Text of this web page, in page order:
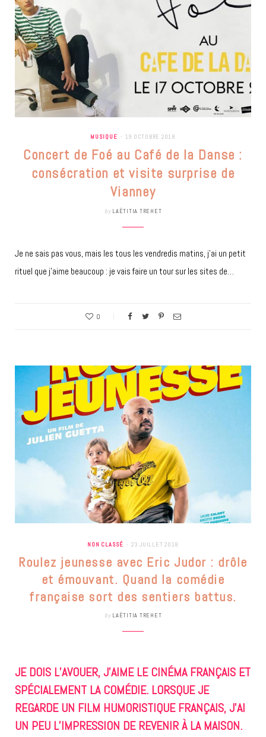
MUSIQUE 19 OCTOBRE 2018
Concert de Foé au Café de la Danse :
consécration et visite surprise de
Vianney
by LAËTITIA TREHET
Je ne sais pas vous, mais les tous les vendredis matins, j’ai un petit
rituel que j’aime beaucoup : je vais faire un tour sur les sites de…
0
NON CLASSÉ 23 JUILLET 2018
Roulez jeunesse avec Eric Judor : drôle
et émouvant. Quand la comédie
française sort des sentiers battus.
by LAËTITIA TREHET
JE DOIS L’AVOUER, J’AIME LE CINÉMA FRANÇAIS ET
SPÉCIALEMENT LA COMÉDIE. LORSQUE JE
REGARDE UN FILM HUMORISTIQUE FRANÇAIS, J’AI
UN PEU L’IMPRESSION DE REVENIR À LA MAISON.